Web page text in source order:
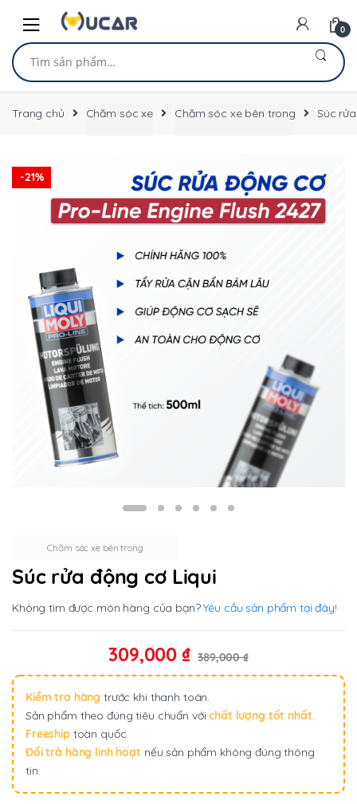
navigation
content
0
Tìm
kiếm:
Trang chủ Chăm sóc xe Chăm sóc xe bên trong Súc
-21%
Chăm sóc xe bên trong
Súc rửa động cơ Liqui
Không tìm được món hàng của bạn?Yêu cầu sản phẩm tại đây!
309,000 ₫ 389,000₫
Kiểm tra hàng trước khi thanh toán.
Sản phẩm theo đúng tiêu chuẩn vớichất lượng tốt nhất.
Freeshiptoàn quốc.
Đổi trả hàng linh hoạt nếu sản phẩm không đúng thông
tin.